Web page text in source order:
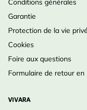
Garantie
Protection de la vie privé
Cookies
Foire aux questions
Formulaire de retour en
VIVARA